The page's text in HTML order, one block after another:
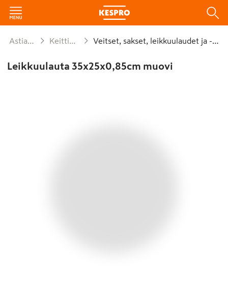
Astiat ja kattaus Keittiötyövälineet Veitset, sakset, leikkuulaudet ja -välineet
Leikkuulauta 35x25x0,85cm muovi